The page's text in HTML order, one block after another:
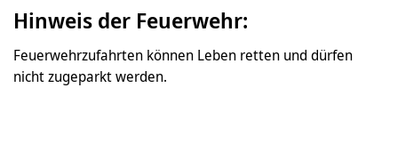
Hinweis der Feuerwehr:
Feuerwehrzufahrten können Leben retten und dürfen
nicht zugeparkt werden.